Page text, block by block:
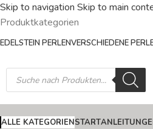
Skip to navigation Skip to main
Produktkategorien
EDELSTEIN PERLENVERSCHIEDENE
ALLE KATEGORIENSTART